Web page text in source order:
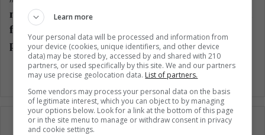
modelo pretende con esto protestar en contra de la
falta de condena para el fuertemente denunciado
productor.
Learn more
Your personal data will be processed and information from
your device (cookies, unique identifiers, and other device
data) may be stored by, accessed by and shared with 210
partners, or used specifically by this site. We and our partners
may use precise geolocation data. List of partners.
Some vendors may process your personal data on the basis
of legitimate interest, which you can object to by managing
your options below. Look for a link at the bottom of this page
or in the site menu to manage or withdraw consent in privacy
and cookie settings.